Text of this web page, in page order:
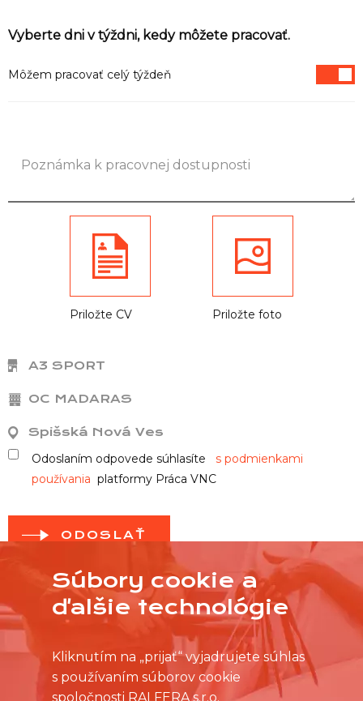
Vyberte dni v týždni, kedy môžete pracovať.
Môžem pracovať celý týždeň
Priložte CV Priložte foto
A3 SPORT
OC MADARAS
Spišská Nová Ves
Odoslaním odpovede súhlasíte s podmienkami
používania platformy Práca VNC
ODOSLAŤ
Súbory cookie a
ďalšie technológie
Kliknutím na „prijať“ vyjadrujete súhlas
s používaním súborov cookie
spoločnosti RALFERA s.r.o.